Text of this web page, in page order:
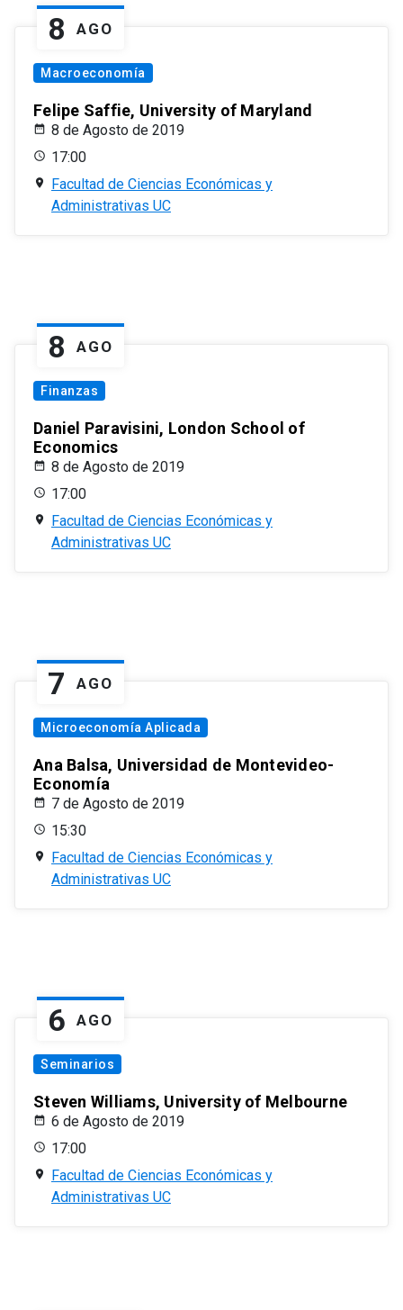
8 AGO
Macroeconomía
Felipe Saffie, University of Maryland
8 de Agosto de 2019
17:00
Facultad de Ciencias Económicas y
Administrativas UC
8 AGO
Finanzas
Daniel Paravisini, London School of
Economics
8 de Agosto de 2019
17:00
Facultad de Ciencias Económicas y
Administrativas UC
7 AGO
Microeconomía Aplicada
Ana Balsa, Universidad de Montevideo-
Economía
7 de Agosto de 2019
15:30
Facultad de Ciencias Económicas y
Administrativas UC
6 AGO
Seminarios
Steven Williams, University of Melbourne
6 de Agosto de 2019
17:00
Facultad de Ciencias Económicas y
Administrativas UC